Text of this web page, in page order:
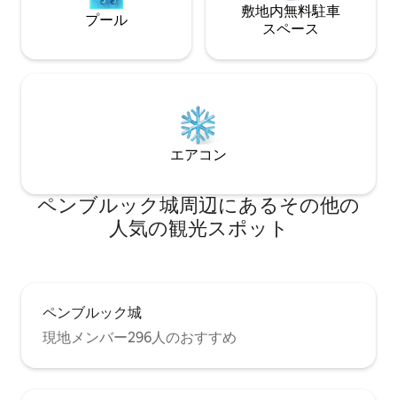
プール
敷地内無料駐⁠車
ス⁠ペ⁠ー⁠ス
エアコン
ペンブルック城⁠周⁠辺⁠に⁠あ⁠るそ⁠の⁠他⁠の
人⁠気⁠の観⁠光⁠ス⁠ポ⁠ッ⁠ト
ペンブルック城
現地メンバー296人のおすすめ